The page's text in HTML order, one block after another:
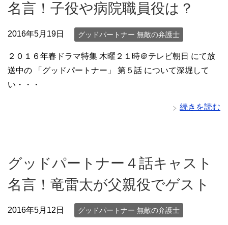
名言！子役や病院職員役は？
2016年5月19日 グッドパートナー 無敵の弁護士
２０１６年春ドラマ特集 木曜２１時＠テレビ朝日 にて放
送中の 「グッドパートナー」 第５話 について深堀して
い・・・
続きを読む
グッドパートナー４話キャスト
名言！竜雷太が父親役でゲスト
2016年5月12日 グッドパートナー 無敵の弁護士